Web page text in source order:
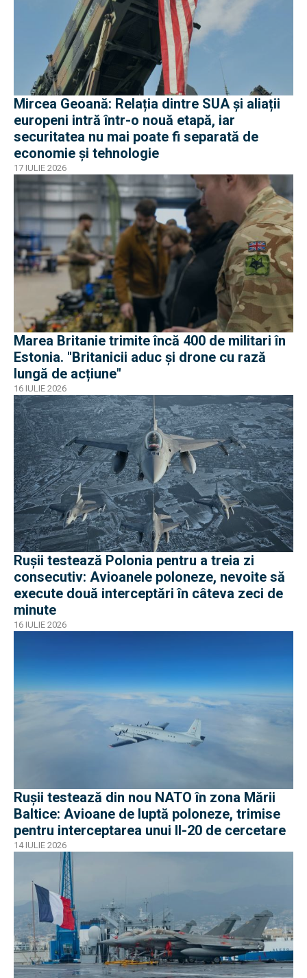
Mircea Geoană: Relația dintre SUA și aliații
europeni intră într-o nouă etapă, iar
securitatea nu mai poate fi separată de
economie și tehnologie
17 IULIE 2026
Marea Britanie trimite încă 400 de militari în
Estonia. "Britanicii aduc și drone cu rază
lungă de acțiune"
16 IULIE 2026
Rușii testează Polonia pentru a treia zi
consecutiv: Avioanele poloneze, nevoite să
execute două interceptări în câteva zeci de
minute
16 IULIE 2026
Rușii testează din nou NATO în zona Mării
Baltice: Avioane de luptă poloneze, trimise
pentru interceptarea unui Il-20 de cercetare
14 IULIE 2026